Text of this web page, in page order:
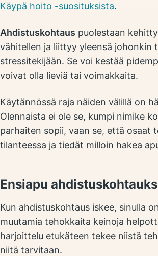
Käypä hoito -suosituksista.
Ahdistuskohtaus puolestaan
vähitellen ja liittyy yleensä johonkin
stressitekijään. Se voi kestää
voivat olla lieviä tai voimakkaita.
Käytännössä raja näiden välillä on
Olennaista ei ole se, kumpi nimike
parhaiten sopii, vaan se, että osaat
tilanteessa ja tiedät milloin hakea
Ensiapu
Kun ahdistuskohtaus iskee, sinulla
muutamia tehokkaita keinoja
harjoittelu etukäteen tekee niistä
niitä tarvitaan.